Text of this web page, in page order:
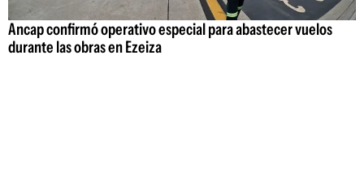
Ancap confirmó operativo especial para abastecer vuelos
durante las obras en Ezeiza